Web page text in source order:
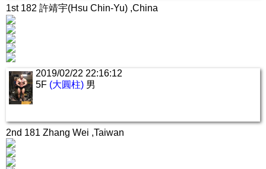
1st 182 許靖宇(Hsu Chin-Yu) ,China
2019/02/22 22:16:12
5F (大圓柱) 男
2nd 181 Zhang Wei ,Taiwan